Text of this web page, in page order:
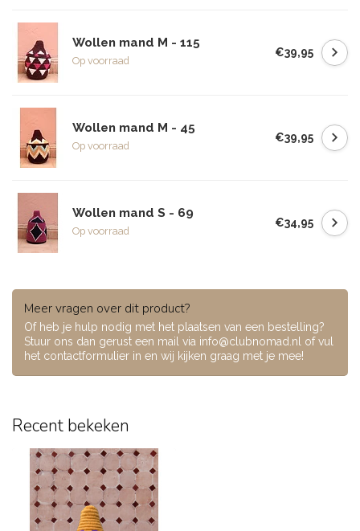
Wollen mand M - 115
Op voorraad
€39,95
Wollen mand M - 45
Op voorraad
€39,95
Wollen mand S - 69
Op voorraad
€34,95
Meer vragen over dit product?
Of heb je hulp nodig met het plaatsen van een bestelling?
Stuur ons dan gerust een mail via info@clubnomad.nl of vul
het contactformulier in en wij kijken graag met je mee!
Recent bekeken